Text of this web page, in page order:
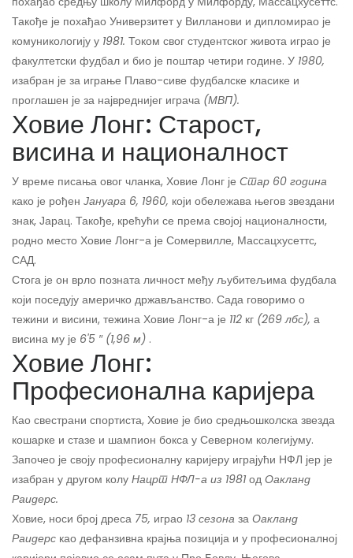
Такође је похађао Универзитет у Вилланови и дипломирао је
комуникологију у 1981. Током свог студентског живота играо је
факултетски фудбал и био је поштар четири године. У 1980,
изабран је за играње Плаво-сиве фудбалске класике и
проглашен је за највреднијег играча (МВП).
Ховие Лонг: Старост,
висина и националност
У време писања овог чланка, Ховие Лонг је Стар 60 година
како је рођен Јануара 6, 1960, који обележава његов звездани
знак, Јарац. Такође, крећући се према својој националности,
родно место Ховие Лонг-а је Сомервилле, Массацхусеттс,
САД.
Стога је он врло позната личност међу љубитељима фудбала
који поседују америчко држављанство. Сада говоримо о
тежини и висини, тежина Ховие Лонг-а је 112 кг (269 лбс), а
висина му је 6'5 ″ (1,96 м) .
Ховие Лонг:
Професионална каријера
Као свестрани спортиста, Ховие је био средњошколска звезда
кошарке и стазе и шампион бокса у Северном колегијуму.
Започео је своју професионалну каријеру играјући НФЛ јер је
изабран у другом колу Нацрт НФЛ-а из 1981 од Оакланд
Раидерс.
Ховие, носи број дреса 75, играо 13 сезона за Оакланд
Раидерс као дефанзивна крајња позиција и у професионалној